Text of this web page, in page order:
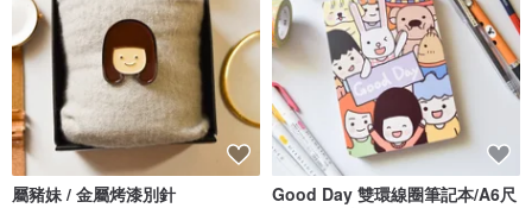
屬豬妹 / 金屬烤漆別針
Good Day 雙環線圈筆記本/A6尺